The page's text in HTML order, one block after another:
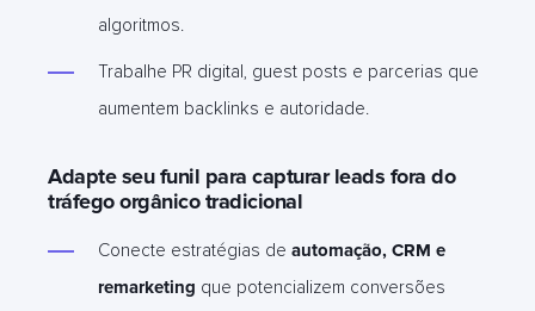
algoritmos.
Trabalhe PR digital, guest posts e parcerias que
aumentem backlinks e autoridade.
Adapte seu funil para capturar leads fora do
tráfego orgânico tradicional
Conecte estratégias de automação, CRM e
remarketing que potencializem conversões